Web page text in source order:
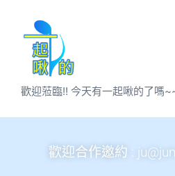
歡迎蒞臨!! 今天有一起啾的了嗎
歡迎合作邀約 :